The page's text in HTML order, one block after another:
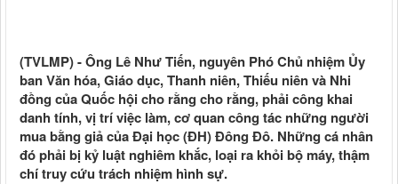
(TVLMP) - Ông Lê Như Tiến, nguyên Phó Chủ nhiệm Ủy
ban Văn hóa, Giáo dục, Thanh niên, Thiếu niên và Nhi
đồng của Quốc hội cho rằng cho rằng, phải công khai
danh tính, vị trí việc làm, cơ quan công tác những người
mua bằng giả của Đại học (ĐH) Đông Đô. Những cá nhân
đó phải bị kỷ luật nghiêm khắc, loại ra khỏi bộ máy, thậm
chí truy cứu trách nhiệm hình sự.